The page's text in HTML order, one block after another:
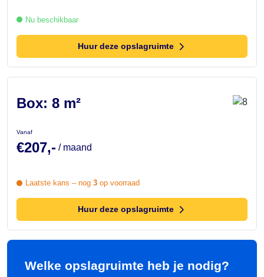
Nu beschikbaar
Huur deze opslagruimte
Box: 8 m²
Vanaf
€207,- / maand
Laatste kans – nog 3 op voorraad
Huur deze opslagruimte
Welke opslagruimte heb je nodig?